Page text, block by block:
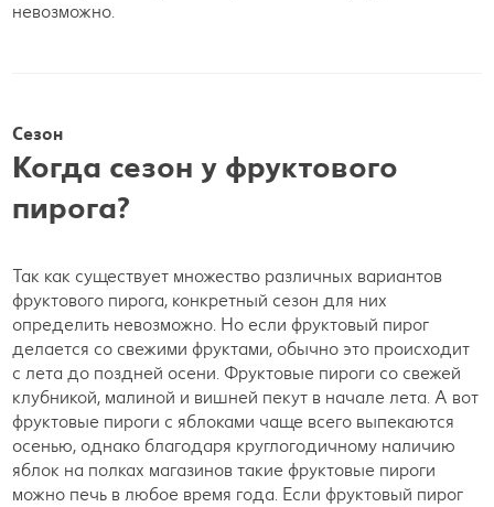
невозможно.
Сезон
Когда сезон у фруктового
пирога?
Так как существует множество различных вариантов
фруктового пирога, конкретный сезон для них
определить невозможно. Но если фруктовый пирог
делается со свежими фруктами, обычно это происходит
с лета до поздней осени. Фруктовые пироги со свежей
клубникой, малиной и вишней пекут в начале лета. А вот
фруктовые пироги с яблоками чаще всего выпекаются
осенью, однако благодаря круглогодичному наличию
яблок на полках магазинов такие фруктовые пироги
можно печь в любое время года. Если фруктовый пирог